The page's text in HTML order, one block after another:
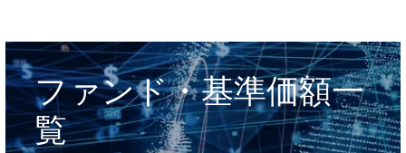
ファンド・基準価額一
覧